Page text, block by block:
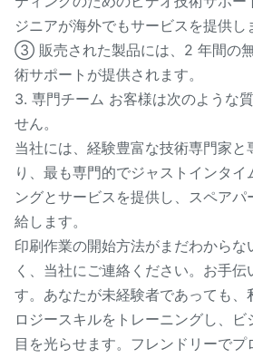
ジニアが海外でもサービスを提供し
③ 販売された製品には、2 年間の
術サポートが提供されます。
3. 専門チーム お客様は次のような
せん。
当社には、経験豊富な技術専門家と
り、最も専門的でジャストインタイ
ングとサービスを提供し、スペア
給します。
印刷作業の開始方法がまだわからな
く、当社にご連絡ください。お手伝
す。あなたが未経験者であっても、
ロジースキルをトレーニングし、
目を光らせます。フレンドリーで